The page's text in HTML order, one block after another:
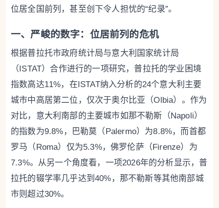
位居全国前列，甚至创下令人担忧的“纪录”。
一、严峻的数字：位居前列的危机
根据普拉托市政府统计局与意大利国家统计局
（ISTAT）合作进行的一项研究，普拉托的学业困境
指数高达11%，在ISTAT纳入分析的24个意大利主要
城市中高居第二位，仅次于奥尔比亚（Olbia）。作为
对比，意大利南部的主要城市如那不勒斯（Napoli）
的指数为9.8%，巴勒莫（Palermo）为8.8%，而首都
罗马（Roma）仅为5.3%，佛罗伦萨（Firenze）为
7.3%。从另一个角度看，一项2026年的分析显示，普
拉托的辍学率几乎达到40%，那不勒斯等其他南部城
市则超过30%。